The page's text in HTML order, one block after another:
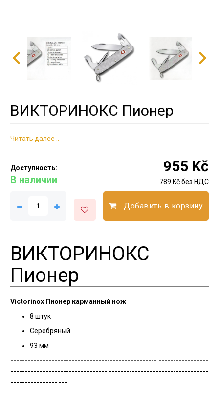
ВИКТОРИНОКС Пионер
Читать далее ..
Доступность:
В наличии
955 Kč
789 Kč без НДС
Добавить в корзину
ВИКТОРИНОКС
Пионер
Victorinox Пионер карманный нож
8 штук
Серебряный
93 мм
-------------------------------------------------- -----------------
--------------------------------- ----------------------------------
---------------- ---